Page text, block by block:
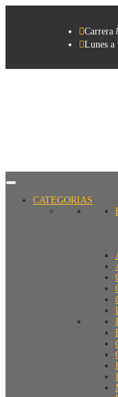
Carrera
Lunes a
CATEGORIAS